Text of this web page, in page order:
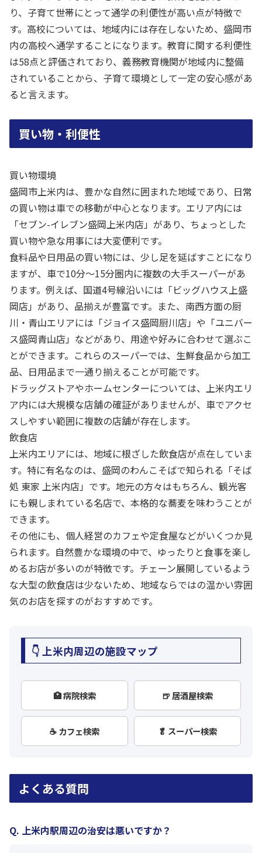
り、子育て世帯にとって通学の利便性が高い点が特徴で
す。高校については、地域内には存在しないため、盛岡市
内の高校へ通学することになります。教育に関する利便性
は58点と評価されており、義務教育機関が地域内に整備
されていることから、子育て環境として一定の安心感があ
ると言えます。
買い物・利便性
買い物環境
盛岡市上米内は、豊かな自然に囲まれた地域であり、日常
の買い物は車での移動が中心となります。エリア内には
「セブン-イレブン盛岡上米内店」があり、ちょっとした
買い物や急な用事には大変便利です。
食料品や日用品の買い物には、少し足を延ばすことになり
ますが、車で10分～15分圏内に複数の大手スーパーがあ
ります。例えば、国道4号線沿いには「ビッグハウス上盛
岡店」があり、品揃えが豊富です。また、南西方面の厨
川・青山エリアには「ジョイス盛岡厨川店」や「ユニバー
ス盛岡青山店」などがあり、用途や好みに合わせて選ぶこ
とができます。これらのスーパーでは、生鮮食品から加工
品、日用品まで一通り揃えることが可能です。
ドラッグストアやホームセンターについては、上米内エリ
ア内には大規模な店舗の確証がありませんが、車でアクセ
スしやすい範囲に複数の店舗が存在します。
飲食店
上米内エリアには、地域に根ざした飲食店が点在していま
す。特に有名なのは、盛岡のわんこそばで知られる「そば
処 東家 上米内店」です。地元の方々はもちろん、観光客
にも親しまれている名店で、本格的な蕎麦を味わうことが
できます。
その他にも、個人経営のカフェや定食屋などがいくつか見
られます。自然豊かな環境の中で、ゆったりと食事を楽し
めるお店が多いのが特徴です。チェーン展開しているよう
な大型の飲食店は少ないため、地域ならではの温かい雰囲
気のお店を探すのがおすすめです。
👇 上米内周辺の施設マップ
🏥 病院検索 🍺 居酒屋検索
☕ カフェ検索 🥬 スーパー検索
よくある質問
Q. 上米内駅周辺の治安は悪いですか？